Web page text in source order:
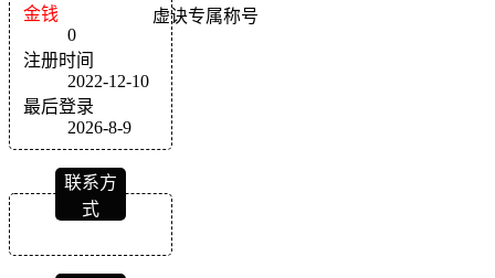
金钱
0
注册时间
2022-12-10
最后登录
2026-8-9
联系方
式
虚诀专属称号